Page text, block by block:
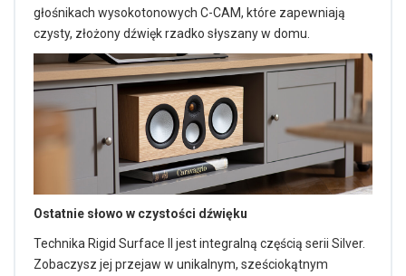
głośnikach wysokotonowych C-CAM, które zapewniają
czysty, złożony dźwięk rzadko słyszany w domu.
Ostatnie słowo w czystości dźwięku
Technika Rigid Surface II jest integralną częścią serii Silver.
Zobaczysz jej przejaw w unikalnym, sześciokątnym